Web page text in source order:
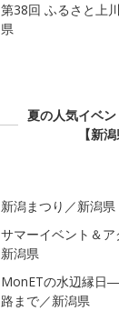
第38回 ふるさと上
県
夏の人気イベ
【新潟
新潟まつり／新潟県
サマーイベント＆
新潟県
MonETの水辺縁日
路まで／新潟県